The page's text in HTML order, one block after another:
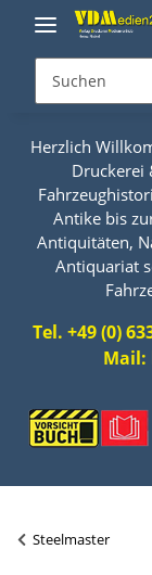
Herzlich
Druckerei
Antike bis
Antiquitäten,
Antiquariat
Tel. +49 (0)
Mail:
Steelmaster